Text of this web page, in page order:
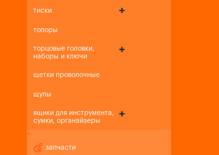
тиски
топоры
торцовые головки,
наборы и ключи
щетки проволочные
щупы
ящики для инструмента,
сумки, органайзеры
+-
запчасти